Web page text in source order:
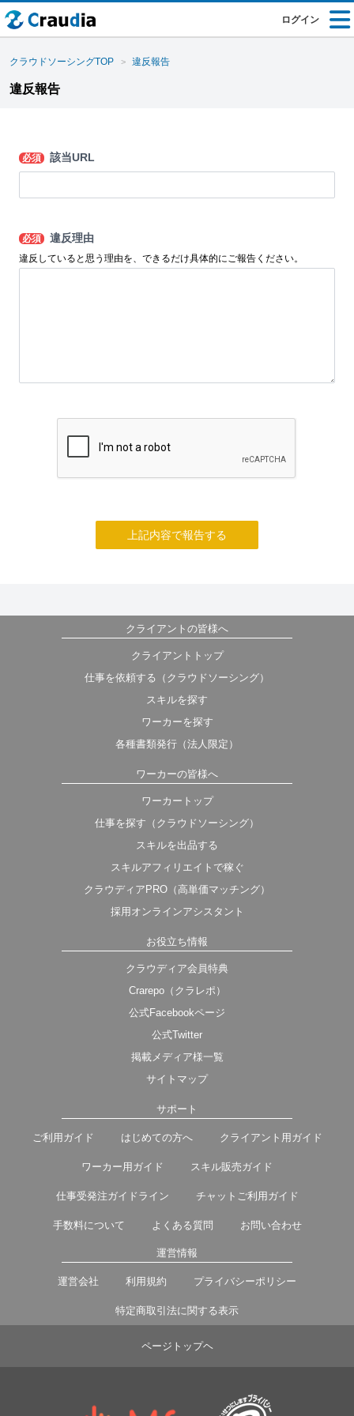
ログイン
クラウドソーシングTOP 違反報告
違反報告
必須 該当URL
必須 違反理由
違反していると思う理由を、できるだけ具体的にご報告ください。
上記内容で報告する
クライアントの皆様へ
クライアントトップ
仕事を依頼する（クラウドソーシング）
スキルを探す
ワーカーを探す
各種書類発行（法人限定）
ワーカーの皆様へ
ワーカートップ
仕事を探す（クラウドソーシング）
スキルを出品する
スキルアフィリエイトで稼ぐ
クラウディアPRO（高単価マッチング）
採用オンラインアシスタント
お役立ち情報
クラウディア会員特典
Crarepo（クラレポ）
公式Facebookページ
公式Twitter
掲載メディア様一覧
サイトマップ
サポート
ご利用ガイド はじめての方へ クライアント用ガイド
ワーカー用ガイド スキル販売ガイド
仕事受発注ガイドライン チャットご利用ガイド
手数料について よくある質問 お問い合わせ
運営情報
運営会社 利用規約 プライバシーポリシー
特定商取引法に関する表示
ページトップヘ